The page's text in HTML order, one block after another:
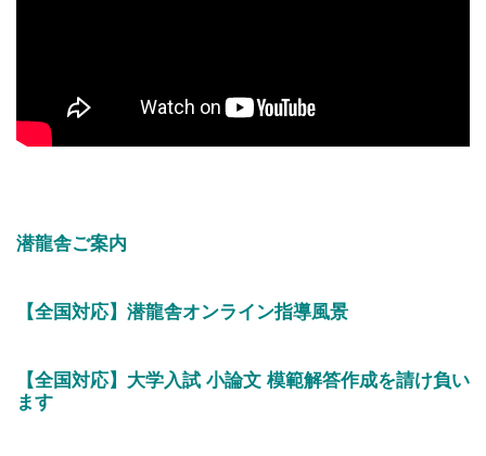
潜龍舎ご案内
【全国対応】潜龍舎オンライン指導風景
【全国対応】大学入試 小論文 模範解答作成を請け負い
ます